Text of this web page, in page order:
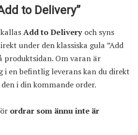
to Delivery”
Add to Delivery och syns
under den klassiska gula ”Add
produktsidan. Om varan är
en befintlig leverans kan du direkt
i din kommande order.
ordrar som ännu inte är